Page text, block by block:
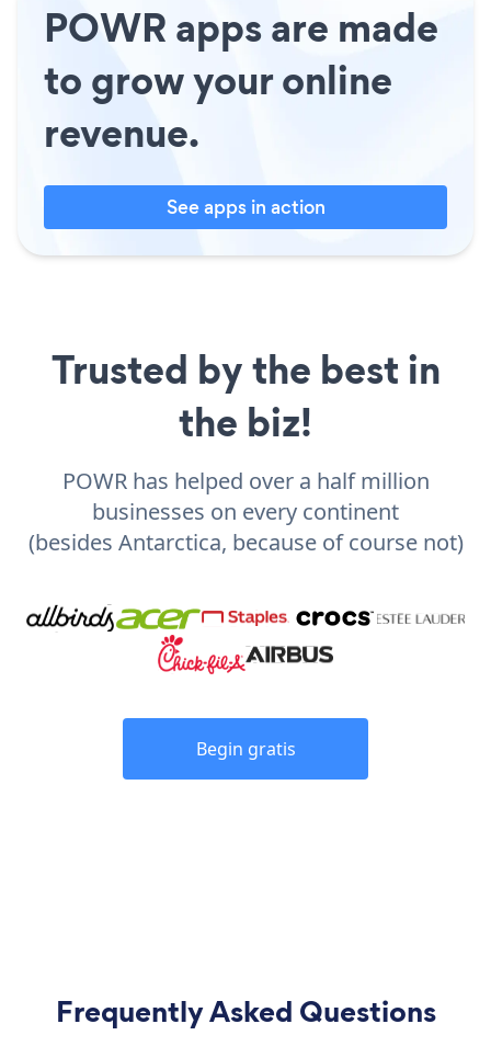
POWR apps are made
to grow your online
revenue.
See apps in action
Trusted by the best in
the biz!
POWR has helped over a half million
businesses on every continent
(besides Antarctica, because of course not)
Begin gratis
Frequently Asked Questions